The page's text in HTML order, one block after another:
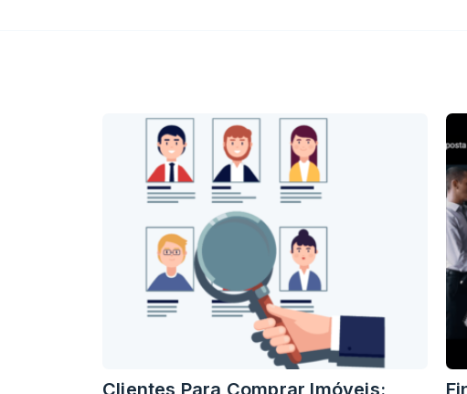
Clientes Para Comprar Imóveis: